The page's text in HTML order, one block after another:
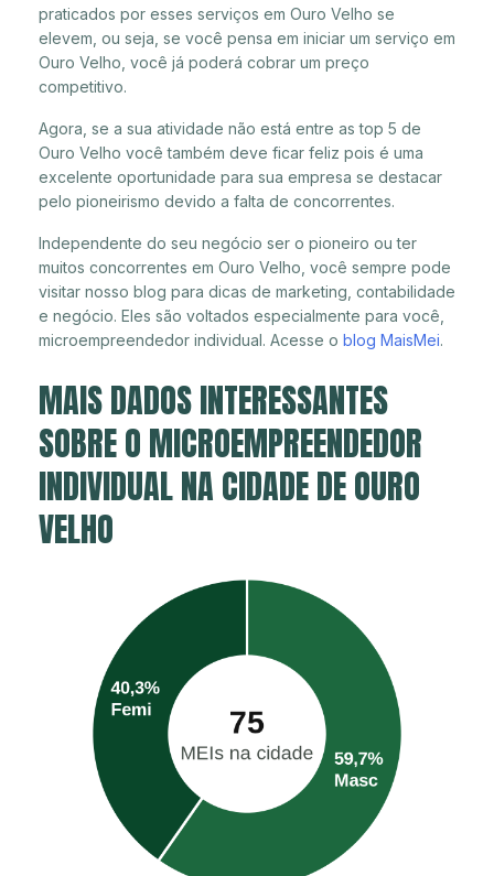
praticados por esses serviços em Ouro Velho se
elevem, ou seja, se você pensa em iniciar um serviço em
Ouro Velho, você já poderá cobrar um preço
competitivo.
Agora, se a sua atividade não está entre as top 5 de
Ouro Velho você também deve ficar feliz pois é uma
excelente oportunidade para sua empresa se destacar
pelo pioneirismo devido a falta de concorrentes.
Independente do seu negócio ser o pioneiro ou ter
muitos concorrentes em Ouro Velho, você sempre pode
visitar nosso blog para dicas de marketing, contabilidade
e negócio. Eles são voltados especialmente para você,
microempreendedor individual. Acesse o blog MaisMei.
MAIS DADOS INTERESSANTES
SOBRE O MICROEMPREENDEDOR
INDIVIDUAL NA CIDADE DE OURO
VELHO